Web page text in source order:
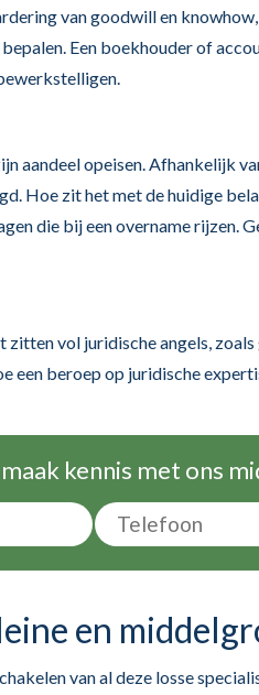
van goodwill en
Een boekhouder of
aandeel opeisen. Afhankelijk
Hoe zit het met de huidige
die bij een overname rijzen.
vol juridische angels,
een beroep op juridische
kennis met ons
en
van al deze losse